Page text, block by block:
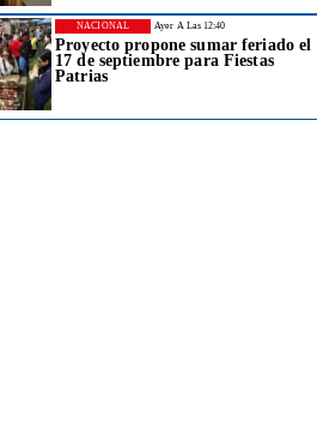
Ayer A Las 12:40
Proyecto propone sumar feriado el
17 de septiembre para Fiestas
Patrias
NACIONAL